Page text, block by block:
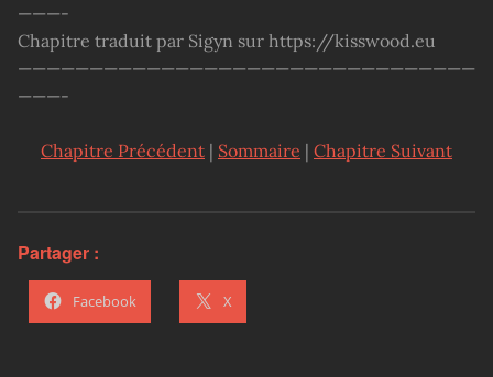
———-
Chapitre traduit par Sigyn sur https://kisswood.eu
————————————————————————————————
———-
Chapitre Précédent | Sommaire | Chapitre Suivant
Partager :
Facebook X